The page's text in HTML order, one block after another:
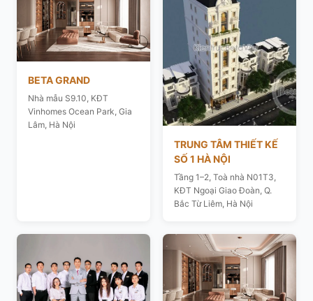
BETA GRAND
Nhà mẫu S9.10, KĐT
Vinhomes Ocean Park, Gia
Lâm, Hà Nội
TRUNG TÂM THIẾT KẾ
SỐ 1 HÀ NỘI
Tầng 1–2, Toà nhà N01T3,
KĐT Ngoại Giao Đoàn, Q.
Bắc Từ Liêm, Hà Nội